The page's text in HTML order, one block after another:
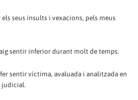
seus insults i vexacions, pels meus
sentir inferior durant molt de temps.
sentir víctima, avaluada i analitzada en
judicial.